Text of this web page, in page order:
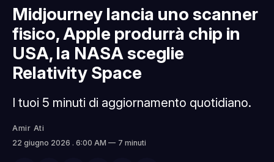
Midjourney lancia uno scanner
fisico, Apple produrrà chip in
USA, la NASA sceglie
Relativity Space
I tuoi 5 minuti di aggiornamento quotidiano.
Amir Ati
22 giugno 2026 . 6:00 AM 7 minuti